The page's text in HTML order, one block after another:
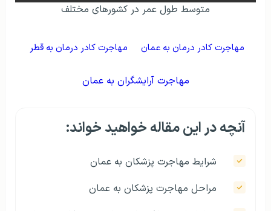
متوسط طول عمر در کشورهای مختلف
مهاجرت کادر درمان به عمان مهاجرت کادر درمان به قطر
مهاجرت آرایشگران به عمان
آنچه در این مقاله خواهید خواند:
شرایط مهاجرت پزشکان به عمان
مراحل مهاجرت پزشکان به عمان